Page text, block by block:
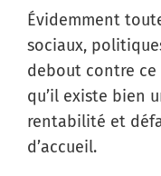
Évidemment
sociaux,
debout contre
qu’il existe bien
rentabilité et
d’accueil.